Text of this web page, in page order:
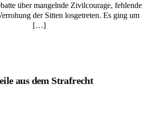
über mangelnde Zivilcourage, fehlende
der Sitten losgetreten. Es ging um
[…]
aus dem Strafrecht